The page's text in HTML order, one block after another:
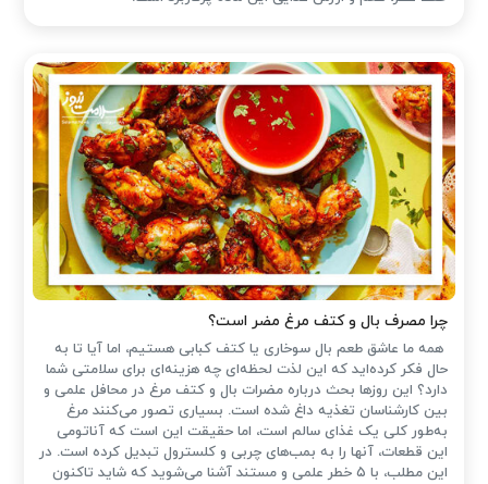
چرا مصرف بال و کتف مرغ مضر است؟
همه ما عاشق طعم بال سوخاری یا کتف کبابی هستیم، اما آیا تا به
حال فکر کرده‌اید که این لذت لحظه‌ای چه هزینه‌ای برای سلامتی شما
دارد؟ این روزها بحث درباره مضرات بال و کتف مرغ در محافل علمی و
بین کارشناسان تغذیه داغ شده است. بسیاری تصور می‌کنند مرغ
به‌طور کلی یک غذای سالم است، اما حقیقت این است که آناتومی
این قطعات، آنها را به بمب‌های چربی و کلسترول تبدیل کرده است. در
این مطلب، با ۵ خطر علمی و مستند آشنا می‌شوید که شاید تاکنون